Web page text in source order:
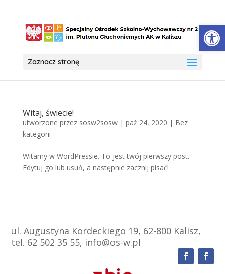
Zaznacz stronę
Witaj, świecie!
utworzone przez sosw2sosw| paź 24, 2020 | Bez
kategorii
Witamy w WordPressie. To jest twój pierwszy post.
Edytuj go lub usuń, a następnie zacznij pisać!
ul. Augustyna Kordeckiego 19, 62-800 Kalisz,
tel. 62 502 35 55, info@os-w.pl